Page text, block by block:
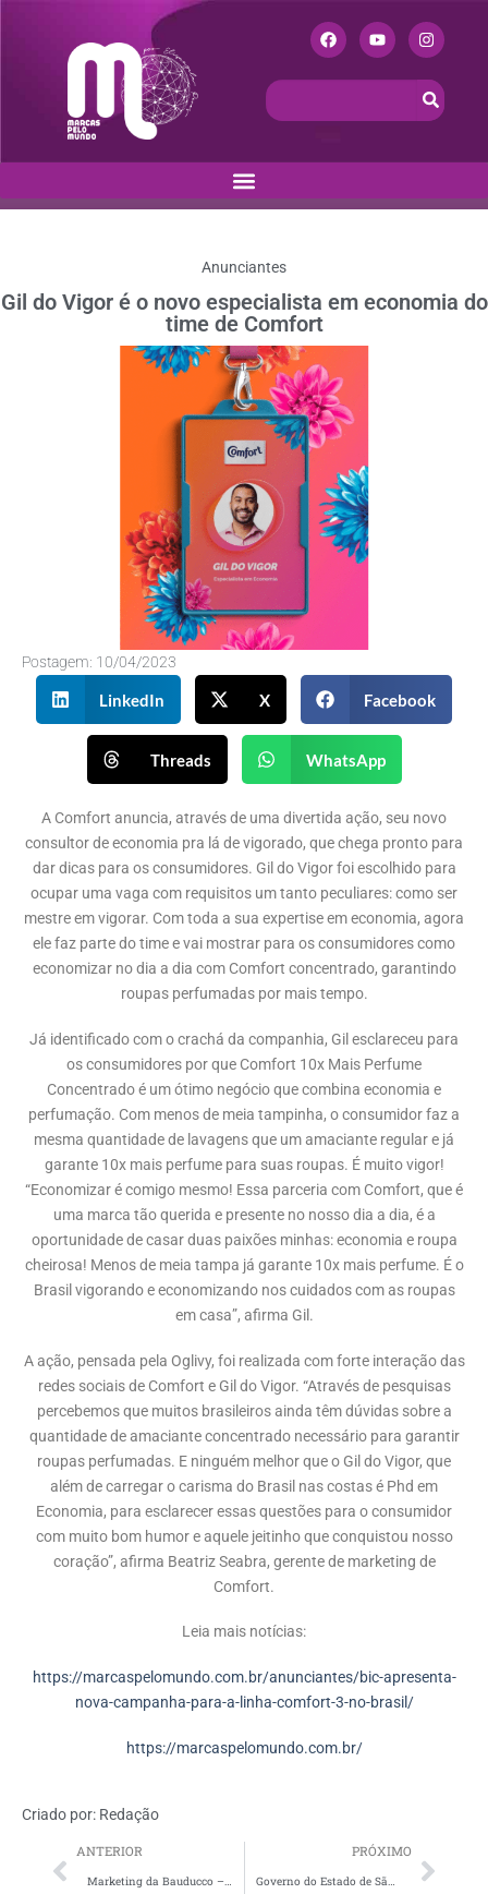
Anunciantes
Gil do Vigor é o novo especialista em economia do
time de Comfort
Postagem: 10/04/2023
LinkedIn X Facebook
Threads WhatsApp
A Comfort anuncia, através de uma divertida ação, seu novo
consultor de economia pra lá de vigorado, que chega pronto para
dar dicas para os consumidores. Gil do Vigor foi escolhido para
ocupar uma vaga com requisitos um tanto peculiares: como ser
mestre em vigorar. Com toda a sua expertise em economia, agora
ele faz parte do time e vai mostrar para os consumidores como
economizar no dia a dia com Comfort concentrado, garantindo
roupas perfumadas por mais tempo.
Já identificado com o crachá da companhia, Gil esclareceu para
os consumidores por que Comfort 10x Mais Perfume
Concentrado é um ótimo negócio que combina economia e
perfumação. Com menos de meia tampinha, o consumidor faz a
mesma quantidade de lavagens que um amaciante regular e já
garante 10x mais perfume para suas roupas. É muito vigor!
“Economizar é comigo mesmo! Essa parceria com Comfort, que é
uma marca tão querida e presente no nosso dia a dia, é a
oportunidade de casar duas paixões minhas: economia e roupa
cheirosa! Menos de meia tampa já garante 10x mais perfume. É o
Brasil vigorando e economizando nos cuidados com as roupas
em casa”, afirma Gil.
A ação, pensada pela Oglivy, foi realizada com forte interação das
redes sociais de Comfort e Gil do Vigor. “Através de pesquisas
percebemos que muitos brasileiros ainda têm dúvidas sobre a
quantidade de amaciante concentrado necessário para garantir
roupas perfumadas. E ninguém melhor que o Gil do Vigor, que
além de carregar o carisma do Brasil nas costas é Phd em
Economia, para esclarecer essas questões para o consumidor
com muito bom humor e aquele jeitinho que conquistou nosso
coração”, afirma Beatriz Seabra, gerente de marketing de
Comfort.
Leia mais notícias:
https://marcaspelomundo.com.br/anunciantes/bic-apresenta-
nova-campanha-para-a-linha-comfort-3-no-brasil/
https://marcaspelomundo.com.br/
Criado por: Redação
ANTERIOR
Marketing da Bauducco – Marca aposta em portfólio presenteável para a Páscoa
PRÓXIMO
Governo do Estado de São Paulo e Detran-SP criam campanha para conscientizar motoristas na Semana Santa